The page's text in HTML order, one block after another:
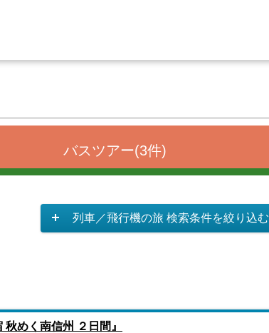
バスツアー(3件)
列車／飛行機の旅 検索条件を絞り込む
めく南信州 ２日間』